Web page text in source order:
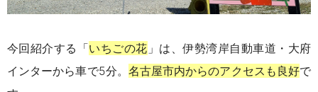
今回紹介する「いちごの花 」は、伊勢湾岸自動車道・大府
インターから車で5分。 名古屋市内からのアクセスも良好で